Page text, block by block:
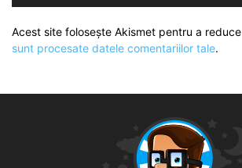
Acest site folosește Akismet pentru a
sunt procesate datele comentariilor tale.